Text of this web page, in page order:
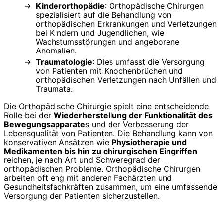
Kinderorthopädie: Orthopädische Chirurgen
spezialisiert auf die Behandlung von
orthopädischen Erkrankungen und Verletzungen
bei Kindern und Jugendlichen, wie
Wachstumsstörungen und angeborene
Anomalien.
Traumatologie: Dies umfasst die Versorgung
von Patienten mit Knochenbrüchen und
orthopädischen Verletzungen nach Unfällen und
Traumata.
Die Orthopädische Chirurgie spielt eine entscheidende
Rolle bei der Wiederherstellung der Funktionalität des
Bewegungsapparates und der Verbesserung der
Lebensqualität von Patienten. Die Behandlung kann von
konservativen Ansätzen wie Physiotherapie und
Medikamenten bis hin zu chirurgischen Eingriffen
reichen, je nach Art und Schweregrad der
orthopädischen Probleme. Orthopädische Chirurgen
arbeiten oft eng mit anderen Fachärzten und
Gesundheitsfachkräften zusammen, um eine umfassende
Versorgung der Patienten sicherzustellen.